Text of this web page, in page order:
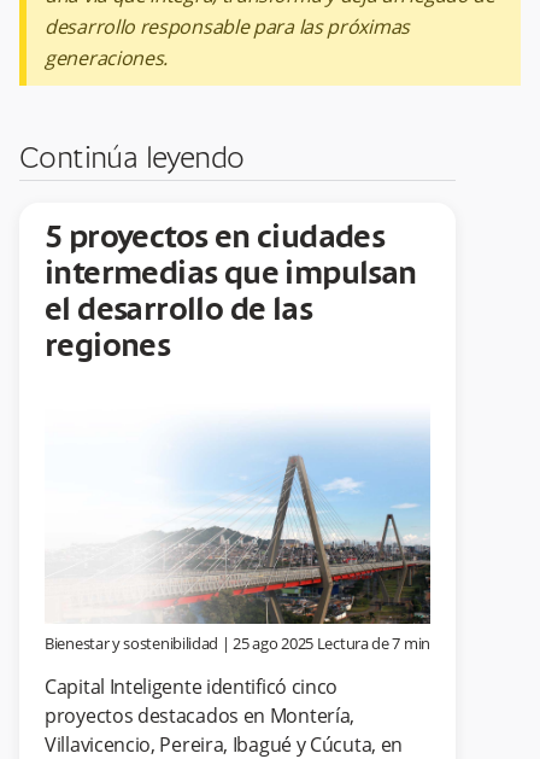
desarrollo responsable para las próximas
generaciones.
Continúa leyendo
5 proyectos en ciudades
intermedias que impulsan
el desarrollo de las
regiones
Bienestar y sostenibilidad |25 ago 2025 Lectura de7 min
Capital Inteligente identificó cinco
proyectos destacados en Montería,
Villavicencio, Pereira, Ibagué y Cúcuta, en